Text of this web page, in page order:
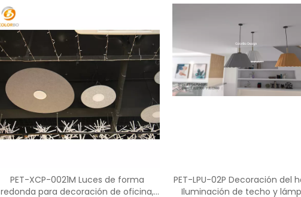
PET-XCP-0021M Luces de forma
redonda para decoración de oficina,
PET-LPU-02P Decoración del
Iluminación de techo y